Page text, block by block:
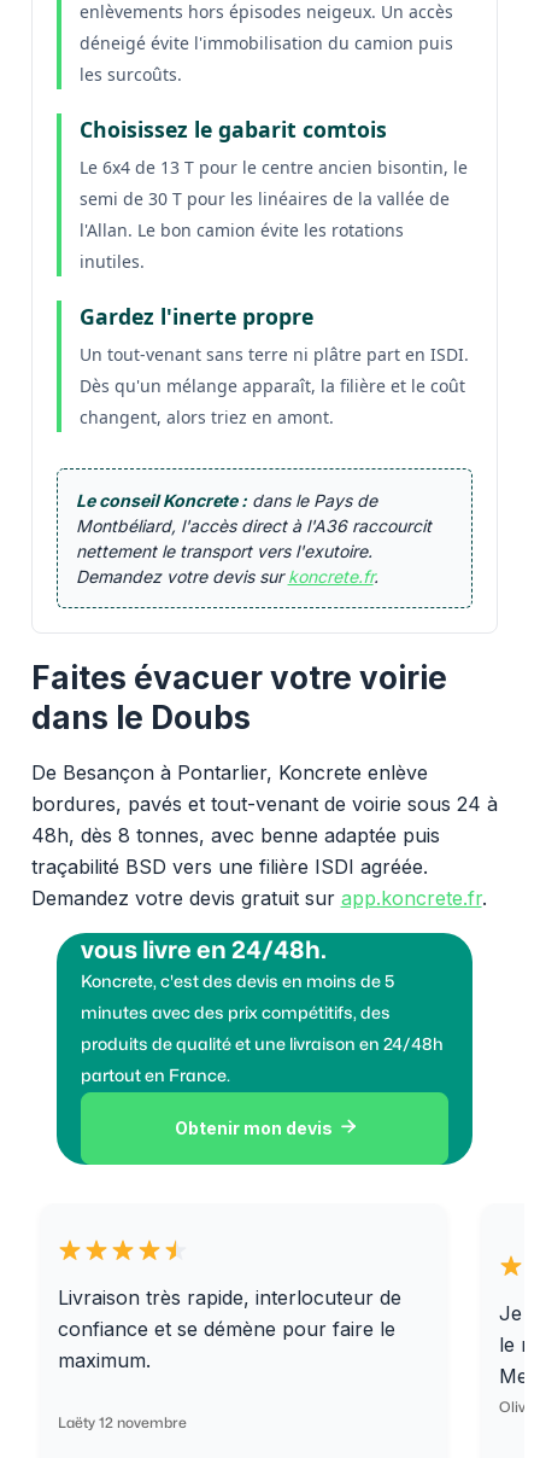
enlèvements hors épisodes neigeux. Un accès
déneigé évite l'immobilisation du camion puis
les surcoûts.
Choisissez le gabarit comtois
Le 6x4 de 13 T pour le centre ancien bisontin, le
semi de 30 T pour les linéaires de la vallée de
l'Allan. Le bon camion évite les rotations
inutiles.
Gardez l'inerte propre
Un tout-venant sans terre ni plâtre part en ISDI.
Dès qu'un mélange apparaît, la filière et le coût
changent, alors triez en amont.
Le conseil Koncrete :dans le Pays de
Montbéliard, l'accès direct à l'A36 raccourcit
nettement le transport vers l'exutoire.
Demandez votre devis surkoncrete.fr.
Faites évacuer votre voirie
dans le Doubs
De Besançon à Pontarlier, Koncrete enlève
bordures, pavés et tout-venant de voirie sous 24 à
48h, dès 8 tonnes, avec benne adaptée puis
traçabilité BSD vers une filière ISDI agréée.
Demandez votre devis gratuit sur app.koncrete.fr.
vous livre en 24/48h.
Koncrete, c'est des devis en moins de 5
minutes avec des prix compétitifs, des
produits de qualité et une livraison en 24/48h
partout en France.
Obtenir mon devis 
Livraison très rapide, interlocuteur de
confiance et se démène pour faire le
maximum.
Laëty 12 novembre
Je
le